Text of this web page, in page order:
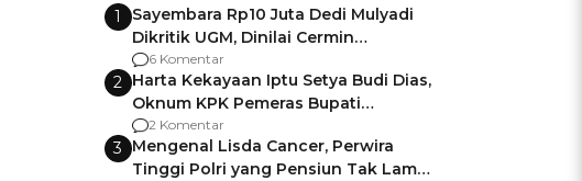
1
Sayembara Rp10 Juta Dedi Mulyadi
Dikritik UGM, Dinilai Cermin
Gagalnya Negara Jamin Keamanan
6 Komentar
2 Harta Kekayaan Iptu Setya Budi Dias,
Oknum KPK Pemeras Bupati
Pemalang
2 Komentar
3 Mengenal Lisda Cancer, Perwira
Tinggi Polri yang Pensiun Tak Lama